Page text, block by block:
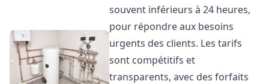
souvent inférieurs à 24 heures,
pour répondre aux besoins
urgents des clients. Les tarifs
sont compétitifs et
transparents, avec des forfaits